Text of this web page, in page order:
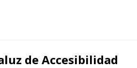
de Accesibilidad